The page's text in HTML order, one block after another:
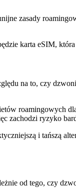
zasady
karta eSIM,
na to, czy
roamingowych
zachodzi ryzyko
i tańszą
od tego, czy